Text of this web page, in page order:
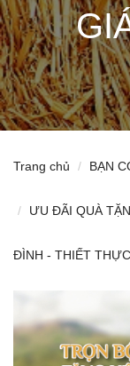
Trang chủ BẠN
ƯU ĐÃI QUÀ
ĐÌNH - THIẾT